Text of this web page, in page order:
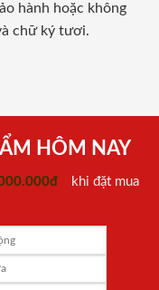
hành hoặc không
chữ ký tươi.
HÔM NAY
khi đặt mua